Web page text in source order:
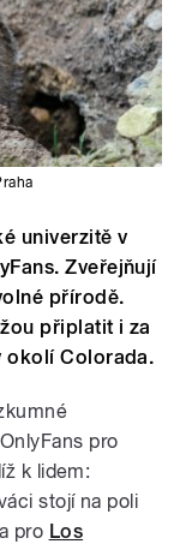
univerzitě v
Zveřejňují
přírodě.
připlatit i za
okolí Colorada.
pro
k lidem:
stojí na poli
pro Los